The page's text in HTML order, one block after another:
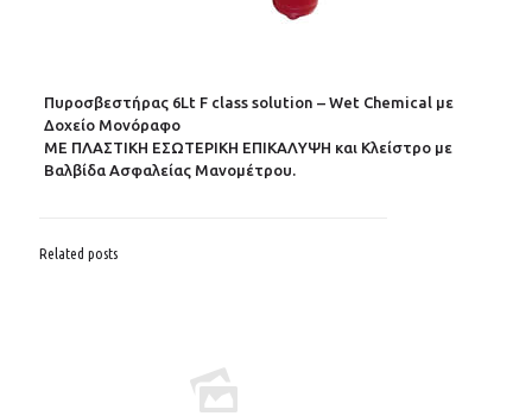
Πυροσβεστήρας 6Lt F class solution – Wet Chemical με
Δοχείο Μονόραφo
ΜΕ ΠΛΑΣΤΙΚΗ ΕΣΩΤΕΡΙΚΗ ΕΠΙΚΑΛΥΨΗ και Κλείστρο με
Βαλβίδα Ασφαλείας Μανομέτρου.
Related posts